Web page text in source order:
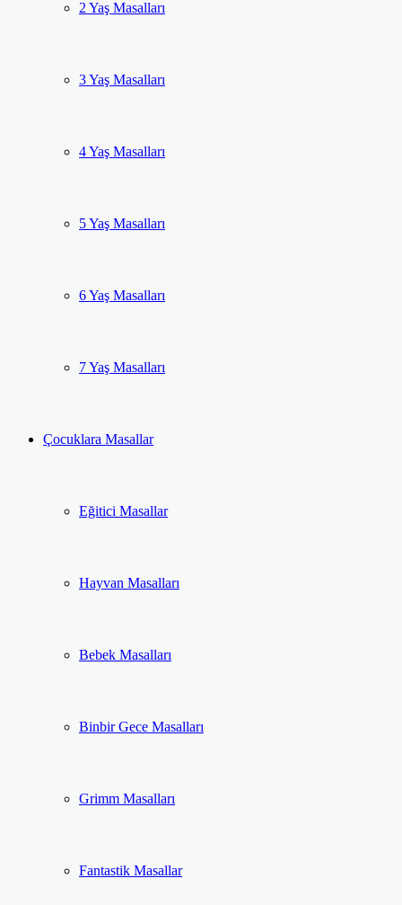
2 Yaş Masalları
3 Yaş Masalları
4 Yaş Masalları
5 Yaş Masalları
6 Yaş Masalları
7 Yaş Masalları
Çocuklara Masallar
Eğitici Masallar
Hayvan Masalları
Bebek Masalları
Binbir Gece Masalları
Grimm Masalları
Fantastik Masallar